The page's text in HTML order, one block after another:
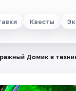
Квесты
Домик в